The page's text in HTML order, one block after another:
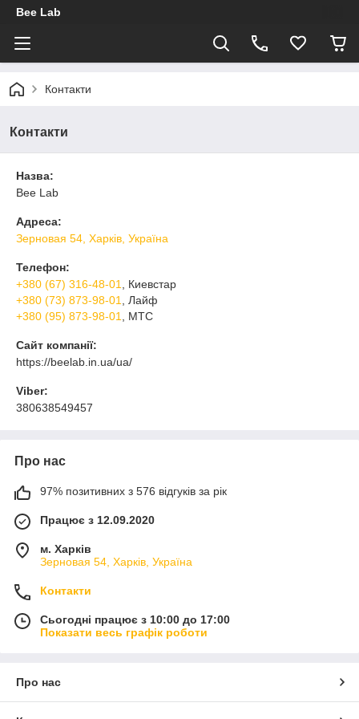
Bee Lab
Контакти
Контакти
Назва:
Bee Lab
Адреса:
Зерновая 54, Харків, Україна
Телефон:
+380 (67) 316-48-01
, Киевстар
+380 (73) 873-98-01
, Лайф
+380 (95) 873-98-01
, МТС
Сайт компанії:
https://beelab.in.ua/ua/
Viber:
380638549457
Про нас
97% позитивних з 576 відгуків за рік
Працює з 12.09.2020
м. Харків
Зерновая 54, Харків, Україна
Контакти
Сьогодні працює з 10:00 до 17:00
Показати весь графік роботи
Про нас